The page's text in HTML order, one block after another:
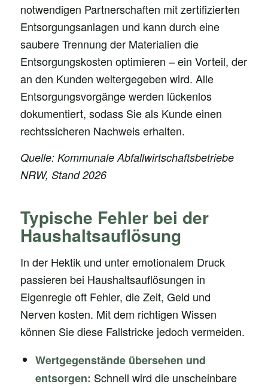
notwendigen Partnerschaften mit zertifizierten
Entsorgungsanlagen und kann durch eine
saubere Trennung der Materialien die
Entsorgungskosten optimieren – ein Vorteil, der
an den Kunden weitergegeben wird. Alle
Entsorgungsvorgänge werden lückenlos
dokumentiert, sodass Sie als Kunde einen
rechtssicheren Nachweis erhalten.
Quelle: Kommunale Abfallwirtschaftsbetriebe
NRW, Stand 2026
Typische Fehler bei der
Haushaltsauflösung
In der Hektik und unter emotionalem Druck
passieren bei Haushaltsauflösungen in
Eigenregie oft Fehler, die Zeit, Geld und
Nerven kosten. Mit dem richtigen Wissen
können Sie diese Fallstricke jedoch vermeiden.
Wertgegenstände übersehen und
entsorgen: Schnell wird die unscheinbare